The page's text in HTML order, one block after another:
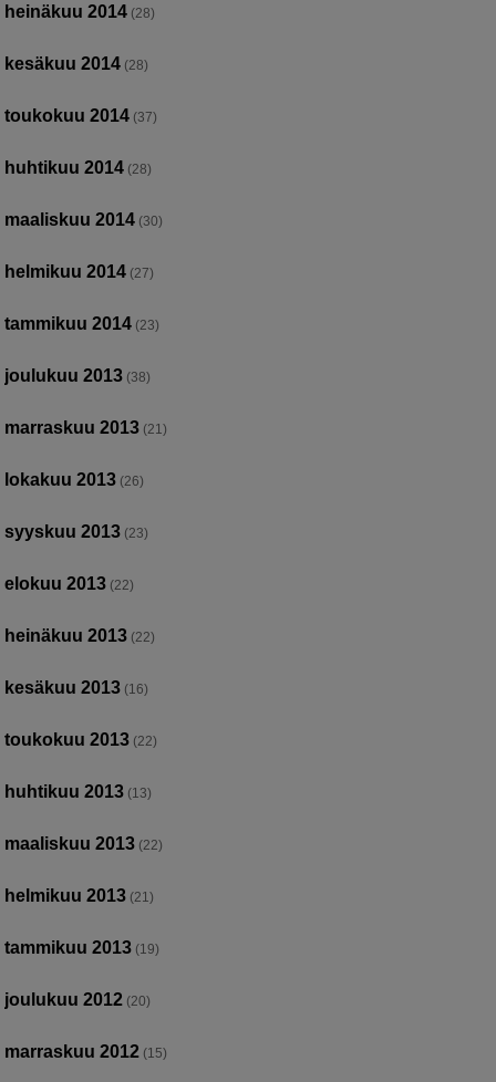
heinäkuu 2014 (28)
kesäkuu 2014 (28)
toukokuu 2014 (37)
huhtikuu 2014 (28)
maaliskuu 2014 (30)
helmikuu 2014 (27)
tammikuu 2014 (23)
joulukuu 2013 (38)
marraskuu 2013 (21)
lokakuu 2013 (26)
syyskuu 2013 (23)
elokuu 2013 (22)
heinäkuu 2013 (22)
kesäkuu 2013 (16)
toukokuu 2013 (22)
huhtikuu 2013 (13)
maaliskuu 2013 (22)
helmikuu 2013 (21)
tammikuu 2013 (19)
joulukuu 2012 (20)
marraskuu 2012 (15)